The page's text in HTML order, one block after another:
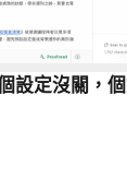
設定沒關，